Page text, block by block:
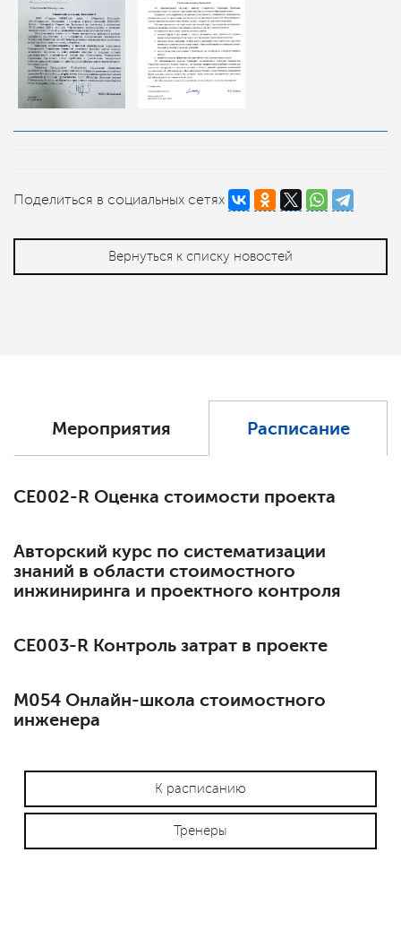
Поделиться в социальных сетях
Вернуться к списку новостей
Мероприятия Расписание
СЕ002-R Оценка стоимости проекта
Авторский курс по систематизации
знаний в области стоимостного
инжиниринга и проектного контроля
СЕ003-R Контроль затрат в проекте
М054 Онлайн-школа стоимостного
инженера
К расписанию
Тренеры